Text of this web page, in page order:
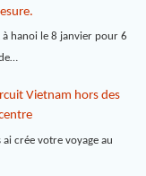
à hanoi le 8 janvier pour 6
Vietnam hors des
crée votre voyage au